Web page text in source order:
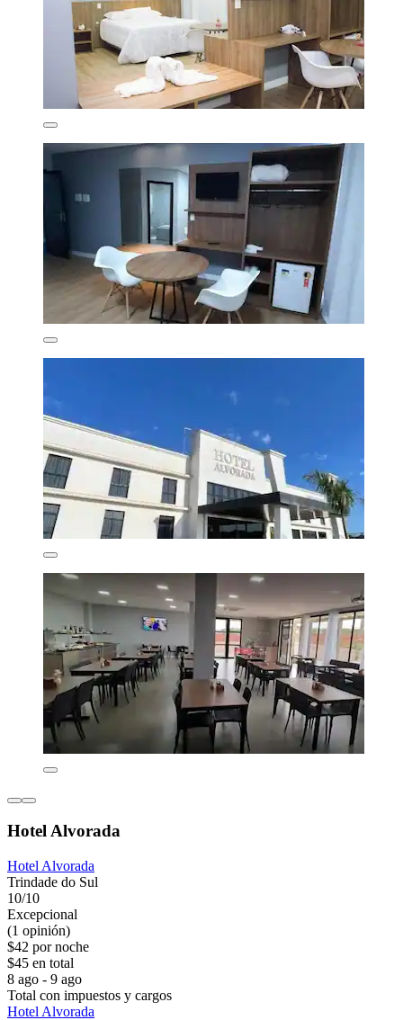
Hotel Alvorada
Hotel Alvorada
Trindade do Sul
10/10
Excepcional
(1 opinión)
$42 por noche
$45 en total
8 ago - 9 ago
Total con impuestos y cargos
Hotel Alvorada